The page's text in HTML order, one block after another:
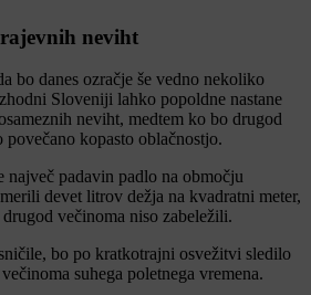
neviht
bo danes ozračje še vedno nekoliko
Sloveniji lahko popoldne nastane
neviht, medtem ko bo drugod
povečano kopasto oblačnostjo.
največ padavin padlo na območju
devet litrov dežja na kvadratni meter,
večinoma niso zabeležili.
bo po kratkotrajni osvežitvi sledilo
suhega poletnega vremena.